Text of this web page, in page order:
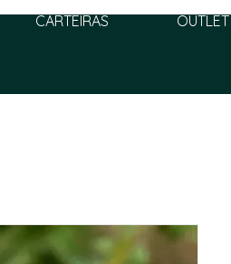
CARTEIRAS OUTLET